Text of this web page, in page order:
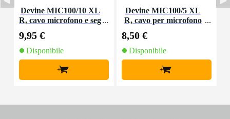
Devine MIC100/10 XL
R, cavo microfono e seg
9,95 €
Disponibile
+
Devine MIC100/5 XL
R, cavo per microfono
8,50 €
Disponibile
+